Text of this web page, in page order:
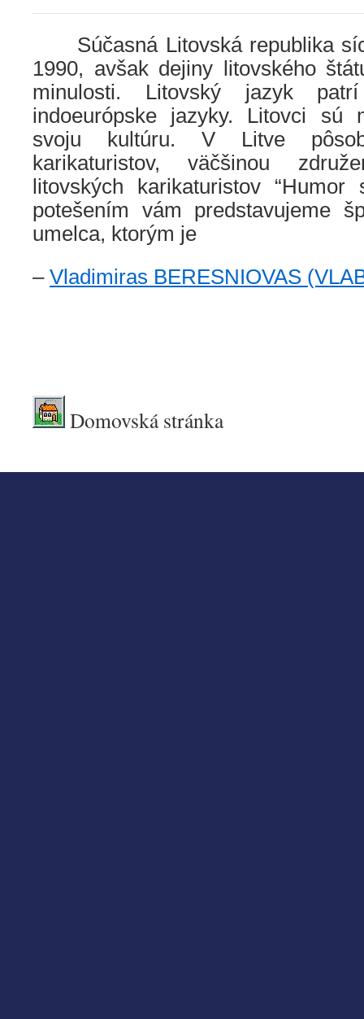
Súčasná Litovská republika
1990, avšak dejiny litovského
minulosti. Litovský jazyk
indoeurópske jazyky. Litovci sú
svoju kultúru. V Litve
karikaturistov, väčšinou
litovských karikaturistov
potešením vám predstavujeme
umelca, ktorým je
– Vladimiras BERESNIOVAS
Domovská stránka